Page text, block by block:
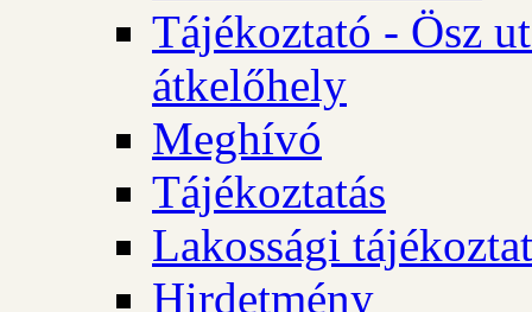
Tájékoztató - Ösz
átkelőhely
Meghívó
Tájékoztatás
Lakossági
Hirdetmény